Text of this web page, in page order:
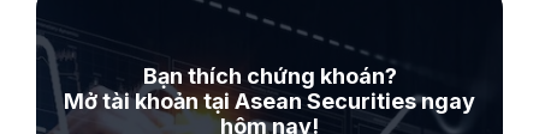
Bạn thích chứng khoán?
Mở tài khoản tại Asean Securities ngay
hôm nay!